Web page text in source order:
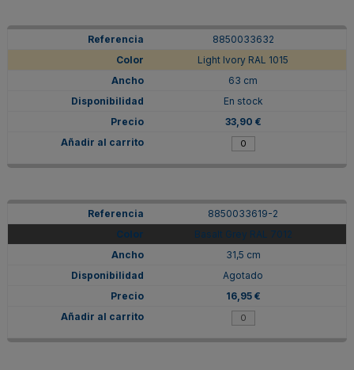
8850033632
Light Ivory RAL 1015
63 cm
En stock
33,90 €
8850033619-2
Basalt Grey RAL 7012
31,5 cm
Agotado
16,95 €